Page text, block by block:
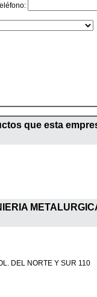
que esta
DEL NORTE Y SUR 110